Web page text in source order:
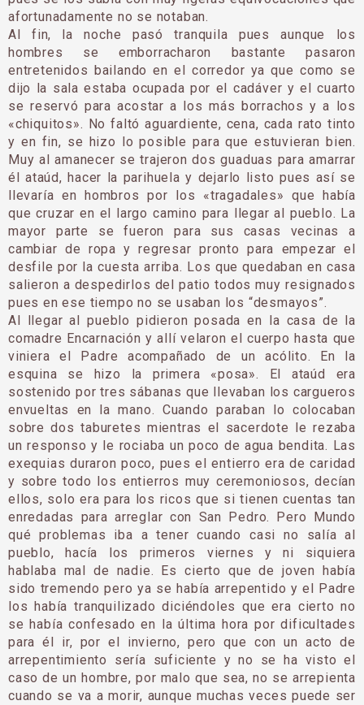
afortunadamente no se notaban.
Al fin, la noche pasó tranquila pues aunque los
hombres se emborracharon bastante pasaron
entretenidos bailando en el corredor ya que como se
dijo la sala estaba ocupada por el cadá­ver y el cuarto
se reservó para acostar a los más bo­rrachos y a los
«chiquitos». No faltó aguardiente, cena, cada rato tinto
y en fin, se hizo lo posible para que es­tuvieran bien.
Muy al amanecer se trajeron dos gua­duas para amarrar
él ataúd, hacer la parihuela y dejar­lo listo pues así se
lleva­ría en hombros por los «tragadales» que había
que cruzar en el largo camino pa­ra llegar al pueblo. La
mayor parte se fueron para sus casas vecinas a
cambiar de ropa y regresar pronto pa­ra empezar el
desfile por la cuesta arriba. Los que que­daban en casa
salieron a despedirlos del patio todos muy resignados
pues en ese tiempo no se usaban los “desmayos”.
Al llegar al pueblo pidieron posada en la casa de la
comadre Encarnación y allí velaron el cuerpo hasta que
viniera el Padre acompa­ñado de un acólito. En la
esquina se hizo la primera «posa». El ataúd era
sostenido por tres sábanas que llevaban los cargueros
en­vueltas en la mano. Cuan­do paraban lo colocaban
sobre dos taburetes mientras el sacerdote le rezaba
un responso y le rociaba un poco de agua bendita. Las
exequias duraron poco, pues el entierro era de ca­ridad
y sobre todo los en­tierros muy ceremoniosos, decían
ellos, solo era para los ricos que si tienen cuentas tan
enredadas para arreglar con San Pedro. Pero Mundo
qué problemas iba a tener cuando casi no salía al
pueblo, hacía los primeros viernes y ni siquie­ra
hablaba mal de nadie. Es cierto que de joven había
sido tremendo pero ya se había arrepentido y el Pa­dre
los había tranquilizado diciéndoles que era cierto no
se había confesado en la última hora por dificultades
para él ir, por el invierno, pero que con un acto de
arrepentimiento sería suficiente y no se ha visto el
caso de un hombre, por malo que sea, no se arrepienta
cuando se va a morir, aunque muchas veces puede ser